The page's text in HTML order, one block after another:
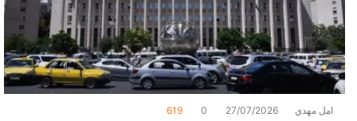
امل مهدي 27/07/2026
0
619